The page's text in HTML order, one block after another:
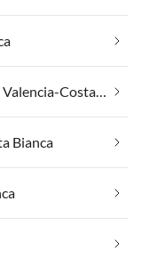
Vacanza con il tuo animale domestico In Valencia-Costa Bianca
Bianca